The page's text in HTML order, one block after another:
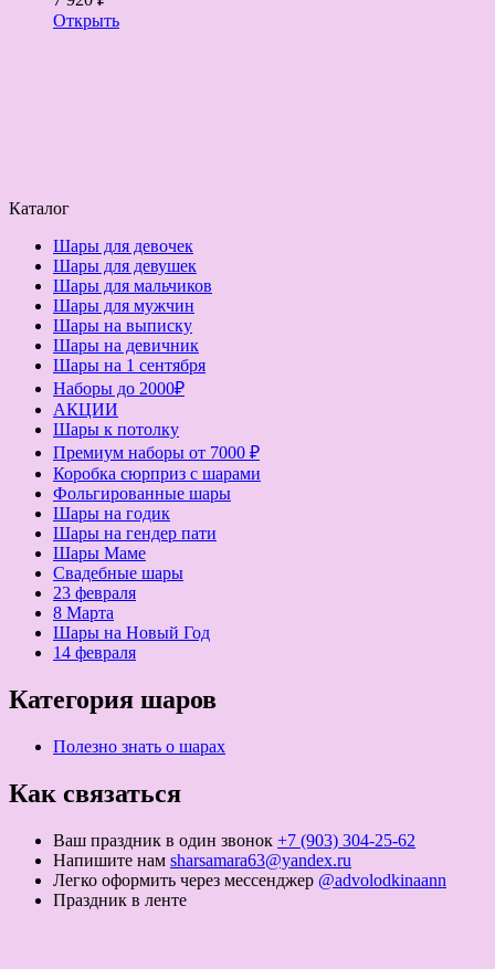
Открыть
Каталог
Шары для девочек
Шары для девушек
Шары для мальчиков
Шары для мужчин
Шары на выписку
Шары на девичник
Шары на 1 сентября
Наборы до 2000₽
АКЦИИ
Шары к потолку
Премиум наборы от 7000 ₽
Коробка сюрприз с шарами
Фольгированные шары
Шары на годик
Шары на гендер пати
Шары Маме
Свадебные шары
23 февраля
8 Марта
Шары на Новый Год
14 февраля
Категория шаров
Полезно знать о шарах
Как связаться
Ваш праздник в один звонок +7 (903) 304-25-62
Напишите нам sharsamara63@yandex.ru
Легко оформить через мессенджер @advolodkinaann
Праздник в ленте